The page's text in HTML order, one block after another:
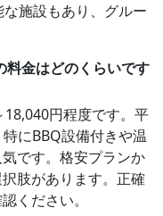
施設もあり、グルー
料金はどのくらいです
円程度です。平
にBBQ設備付きや温
です。格安プランか
肢があります。正確
ください。